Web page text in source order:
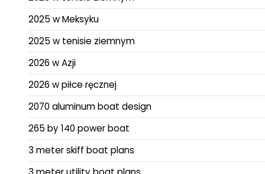
2025 w Meksyku
2025 w tenisie ziemnym
2026 w Azji
2026 w piłce ręcznej
2070 aluminum boat design
265 by 140 power boat
3 meter skiff boat plans